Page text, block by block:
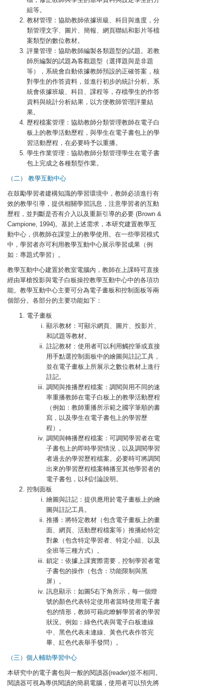
組等。
教材管理：協助教師依據班級、科目與進度，分
類管理文字、圖片、簡報、網頁聯結和影片等檔
案類型的數位教材。
評量管理：協助教師編製各類題型的試題。若教
師所編製的試題為客觀題型（選擇題與是非題
等），系統會自動依據教師預設的正確答案，核
對學生的作答資料，並進行初步的統計分析。系
統會依據班級、科目、課程等，存檔學生的作答
資料與統計分析結果，以方便教師管理評量結
果。
歷程檔案管理：協助教師分類管理教師在電子白
板上的教學活動歷程，與學生在電子書包上的學
習活動歷程，在必要時予以重播。
學生作業管理：協助教師分類管理學生在電子書
包上完成之各種類型作業。
（二） 教學互動中心
在鼓勵學習者建構知識的學習環境中，教師必須進行有
效的教學引導，提供相關學習訊息，注意學習者的互動
歷程，並判斷是否有介入以及重新引導的必要 (Brown &
Campione, 1994)。基於上述需求，本研究建置教學互
動中心，供教師在課堂上的教學使用。在一些學習模式
中，學習者亦可利用教學互動中心展示學習成果（例
如：專題式學習）。
教學互動中心建置於教室電腦內，教師在上課時可直接
經由單槍投影與電子白板操控教學互動中心中的各項功
能。教學互動中心主要可分為電子畫板和控制面板等兩
個部分。各部分的主要功能如下：
電子畫板
顯示教材：可顯示網頁、圖片、投影片、
和試題等教材。
註記教材：使用者可以利用觸控筆或直接
用手點選控制面板中的繪圖與註記工具，
並在電子畫板上所展示之數位教材上進行
註記。
調閱與推播歷程檔案：調閱與用不同的速
率重播教師在電子白板上的教學活動歷程
（例如：教師重播所示範之國字筆順的書
寫，以及學生在電子書包上的學習歷
程）。
調閱與轉播歷程檔案：可調閱學習者在電
子書包上的即時學習情況，以及調閱學習
者過去的學習歷程檔案。必要時可將調閱
出來的學習歷程檔案轉播至其他學習者的
電子書包，以利討論說明。
控制面板
繪圖與註記：提供應用於電子畫板上的繪
圖與註記工具。
推播：將特定教材（包含電子畫板上的畫
面、網頁、活動歷程檔案等）推播給特定
對象（包含特定學習者、特定小組、以及
全班等三種方式）。
鎖定：依據上課實際需要，控制學習者電
子書包的操作（包含：功能限制與黑
屏）。
訊息顯示：如圖5右下角所示，每一個燈
號的顏色代表特定使用者當時使用電子書
包的情形，教師可藉此瞭解學習者的學習
狀況。例如：綠色代表與電子白板連線
中、黑色代表未連線、黃色代表作答完
畢、紅色代表舉手發問）。
（三）個人輔助學習中心
本研究中的電子書包與一般的閱讀器(reader)並不相同。
閱讀器可視為專供閱讀的簡易電腦，使用者可以預先將